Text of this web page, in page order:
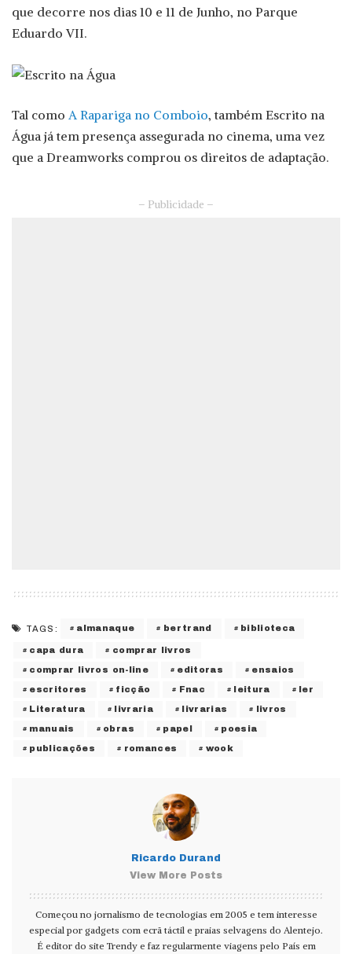
que decorre nos dias 10 e 11 de Junho, no Parque
Eduardo VII.
Tal como A Rapariga no Comboio, também Escrito na
Água já tem presença assegurada no cinema, uma vez
que a Dreamworks comprou os direitos de adaptação.
– Publicidade –
TAGS: almanaque bertrand biblioteca
capa dura comprar livros
comprar livros on-line editoras ensaios
escritores ficção Fnac leitura ler
Literatura livraria livrarias livros
manuais obras papel poesia
publicações romances wook
Ricardo Durand
View More Posts
Começou no jornalismo de tecnologias em 2005 e tem interesse
especial por gadgets com ecrã táctil e praias selvagens do Alentejo.
É editor do site Trendy e faz regularmente viagens pelo País em